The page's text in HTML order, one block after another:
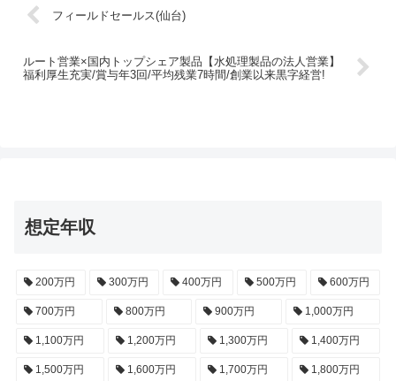
フィールドセールス(仙台)
ルート営業×国内トップシェア製品【水処理製品の法人営業】
福利厚生充実/賞与年3回/平均残業7時間/創業以来黒字経営!
想定年収
200万円 300万円 400万円 500万円 600万円
700万円 800万円 900万円 1,000万円
1,100万円 1,200万円 1,300万円 1,400万円
1,500万円 1,600万円 1,700万円 1,800万円